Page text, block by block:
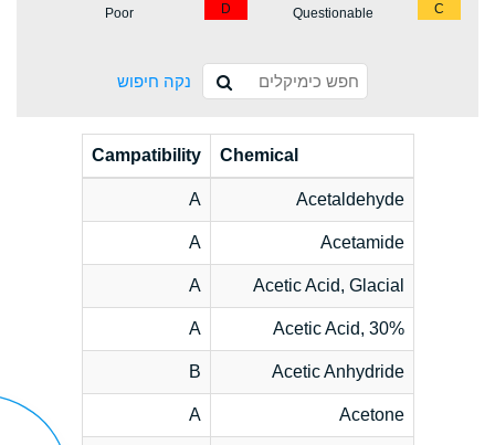
C
Questionable
D
Poor
נקה חיפוש
Chemical
Campatibility
Acetaldehyde
A
Acetamide
A
Acetic Acid, Glacial
A
Acetic Acid, 30%
A
Acetic Anhydride
B
Acetone
A